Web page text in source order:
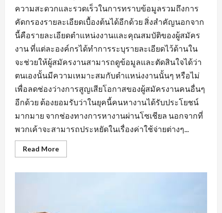
ความสะดวกและรวดเร็วในการทราบข้อมูลรวมถึงการ
คัดกรองรายละเอียดเบื้องต้นได้อีกด้วย สิ่งสำคัญนอกจาก
นี้คือรายละเอียดตำแหน่งงานและคุณสมบัติของผู้สมัคร
งาน ที่แต่ละองค์กรได้ทำการระบุรายละเอียดไว้ด้านใน
จะช่วยให้ผู้สมัครงานสามารถดูข้อมูลและตัดสินใจได้ว่า
ตนเองนั้นมีความเหมาะสมกับตำแหน่งงานนั้นๆ หรือไม่
เพื่อลดช่องว่างการสูญเสียโอกาสของผู้สมัครงานคนอื่นๆ
อีกด้วย ต้องยอมรับว่าในยุคนี้คนหางานได้รับประโยชน์
มากมาย จากช่องทางการหางานผ่านโซเชียล นอกจากที่
พวกเค้าจะสามารถประหยัดในเรื่องค่าใช้จ่ายต่างๆ...
Read MoreRead
more